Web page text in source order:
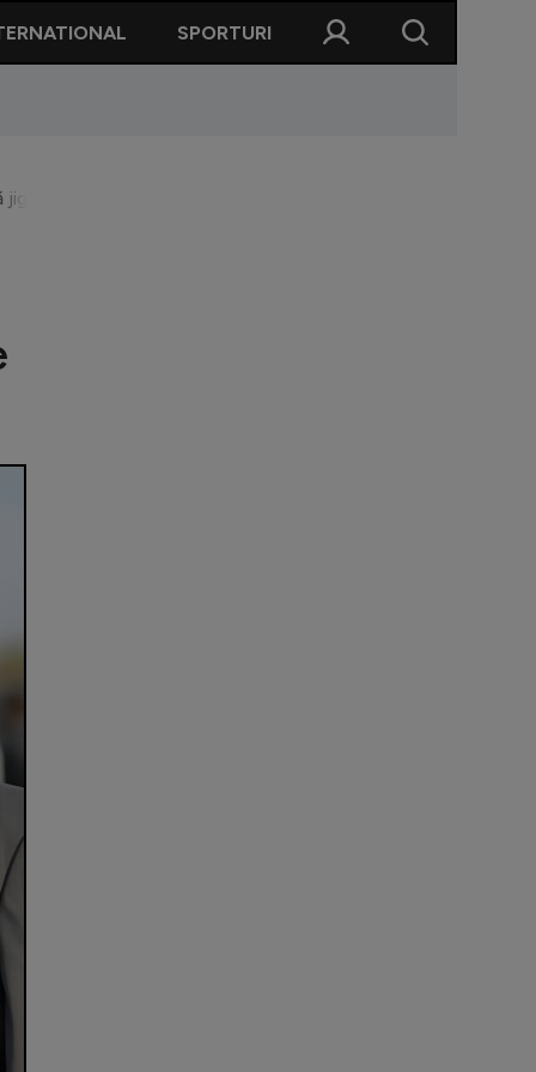
SPORTURI
<Il Luce> răspunde acuzațiilor legate de